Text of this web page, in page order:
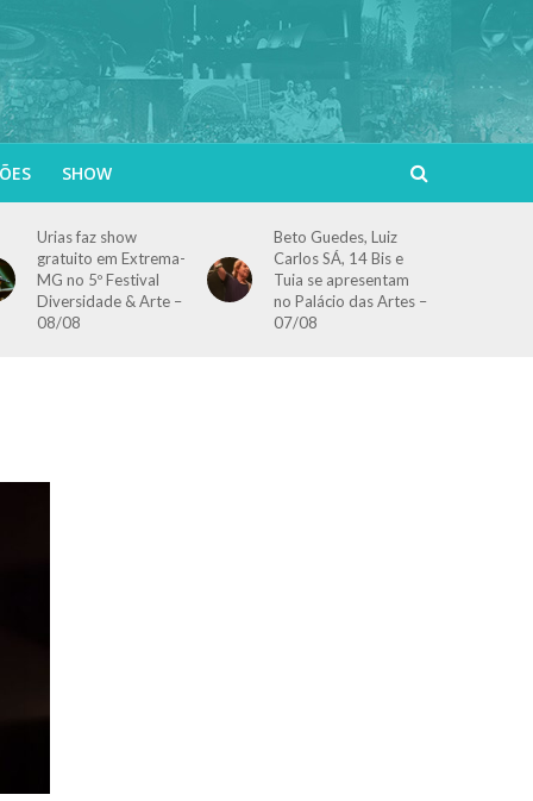
SHOW
Urias faz show
gratuito em Extrema-
MG no 5º Festival
Diversidade & Arte –
08/08
Beto Guedes, Luiz
Carlos SÁ, 14 Bis e
Tuia se apresentam
no Palácio das Artes –
07/08